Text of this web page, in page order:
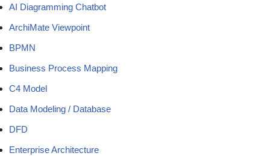
AI Diagramming Chatbot
ArchiMate Viewpoint
BPMN
Business Process Mapping
C4 Model
Data Modeling / Database
DFD
Enterprise Architecture